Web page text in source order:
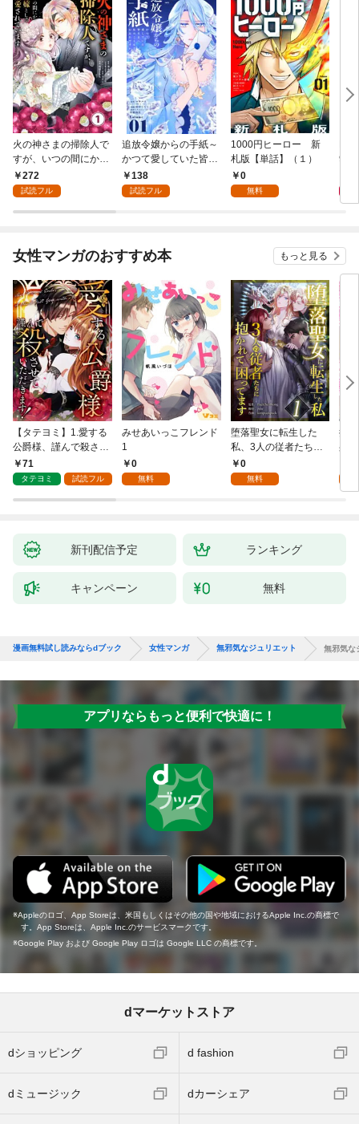
火の神さまの掃除人で
すが、いつの間にか花
嫁として溺愛されてい
ます【単話】（１）
272
試読フル
追放令嬢からの手紙～
かつて愛していた皆さ
まへ 私のことなどお忘
れですか？～【単話】
138
試読フル
1000円ヒーロー 新
札版【単話】（１）
0
無料
9.5
女性マンガのおすすめ本 もっと見る
【タテヨミ】1.愛する
公爵様、謹んで殺させ
ていただきます！
71
タテヨミ 試読フル
みせあいっこフレンド
1
0
無料
堕落聖女に転生した
私、3人の従者たちに
抱かれて困ってます 第
1話
0
無料
授
身
新刊配信予定 ランキング
キャンペーン 無料
漫画無料試し読みならdブック 女性マンガ 無邪気なジュリエット 無邪気な
アプリならもっと便利で快適に！
Appleのロゴ、App Storeは、米国もしくはその他の国や地域におけるApple Inc.の商標で
す。App Storeは、Apple Inc.のサービスマークです。
Google Play および Google Play ロゴは Google LLC の商標です。
dマーケットストア
dショッピング d fashion
dミュージック dカーシェア